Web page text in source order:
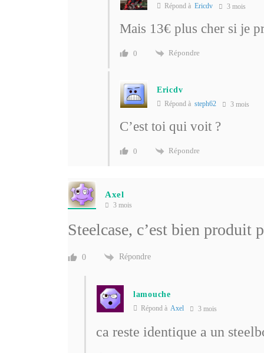
Répond à Ericdv 3 mois
Mais 13€ plus cher si je
0 Répondre
Ericdv
Répond à steph62 3 mois
C’est toi qui voit ?
0 Répondre
Axel
3 mois
Steelcase, c’est bien produit
0 Répondre
lamouche
Répond à Axel 3 mois
ca reste identique a un